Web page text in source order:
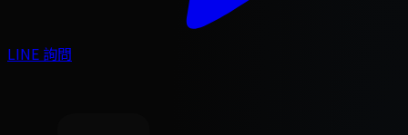
LINE 詢問